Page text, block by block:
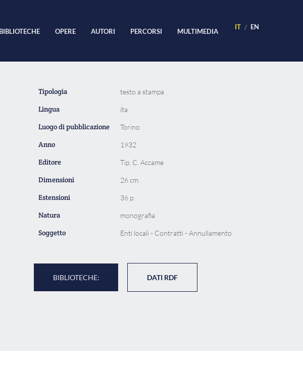
BIBLIOTECHE OPERE AUTORI PERCORSI MULTIMEDIA IT EN
Tipologia testo a stampa
Lingua ita
Luogo di pubblicazione Torino
Anno 1932
Editore Tip. C. Accame
Dimensioni 26 cm.
Estensioni 36 p.
Natura monografia
Soggetto Enti locali - Contratti - Annullamento
BIBLIOTECHE: DATI RDF